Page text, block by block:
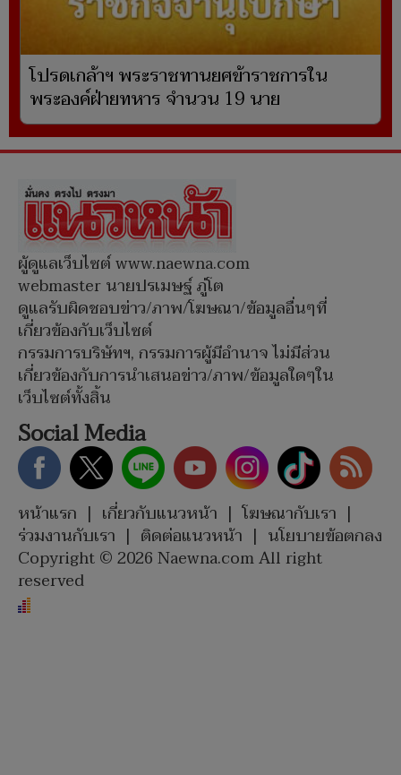
โปรดเกล้าฯ พระราชทานยศข้าราชการใน
พระองค์ฝ่ายทหาร จำนวน 19 นาย
ผู้ดูแลเว็บไซต์ www.naewna.com
webmaster นายปรเมษฐ์ ภู่โต
ดูแลรับผิดชอบข่าว/ภาพ/โฆษณา/ข้อมูลอื่นๆที่
เกี่ยวข้องกับเว็บไซต์
กรรมการบริษัทฯ, กรรมการผู้มีอำนาจ ไม่มีส่วน
เกี่ยวข้องกับการนำเสนอข่าว/ภาพ/ข้อมูลใดๆใน
เว็บไซต์ทั้งสิ้น
Social Media
หน้าแรก | เกี่ยวกับแนวหน้า | โฆษณากับเรา |
ร่วมงานกับเรา | ติดต่อแนวหน้า | นโยบายข้อตกลง
Copyright © 2026 Naewna.com All right
reserved